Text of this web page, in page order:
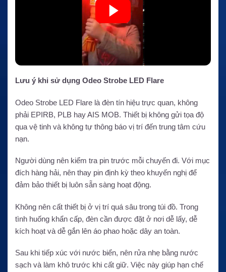
Lưu ý khi sử dụng Odeo Strobe LED Flare
Odeo Strobe LED Flare là đèn tín hiệu trực quan, không
phải EPIRB, PLB hay AIS MOB. Thiết bị không gửi tọa độ
qua vệ tinh và không tự thông báo vị trí đến trung tâm cứu
nạn.
Người dùng nên kiểm tra pin trước mỗi chuyến đi. Với mục
đích hàng hải, nên thay pin định kỳ theo khuyến nghị để
đảm bảo thiết bị luôn sẵn sàng hoạt động.
Không nên cất thiết bị ở vị trí quá sâu trong túi đồ. Trong
tình huống khẩn cấp, đèn cần được đặt ở nơi dễ lấy, dễ
kích hoạt và dễ gắn lên áo phao hoặc dây an toàn.
Sau khi tiếp xúc với nước biển, nên rửa nhẹ bằng nước
sạch và làm khô trước khi cất giữ. Việc này giúp hạn chế